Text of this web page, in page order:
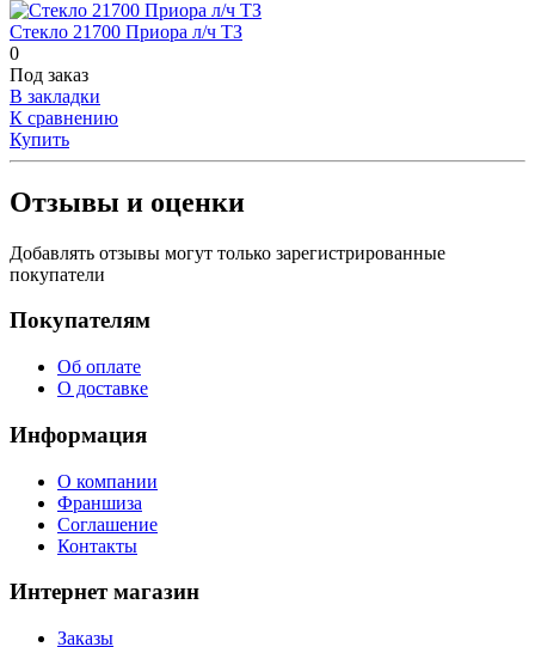
Стекло 21700 Приора л/ч ТЗ
0
Под заказ
В закладки
К сравнению
Купить
Отзывы и оценки
Добавлять отзывы могут только зарегистрированные
покупатели
Покупателям
Об оплате
О доставке
Информация
О компании
Франшиза
Соглашение
Контакты
Интернет магазин
Заказы